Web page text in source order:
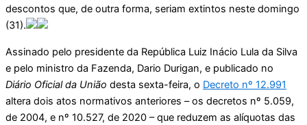
descontos que, de outra forma, seriam extintos neste domingo
(31).
Assinado pelo presidente da República Luiz Inácio Lula da Silva
e pelo ministro da Fazenda, Dario Durigan, e publicado no
Diário Oficial da União desta sexta-feira, o Decreto nº 12.991
altera dois atos normativos anteriores – os decretos nº 5.059,
de 2004, e nº 10.527, de 2020 – que reduzem as alíquotas das